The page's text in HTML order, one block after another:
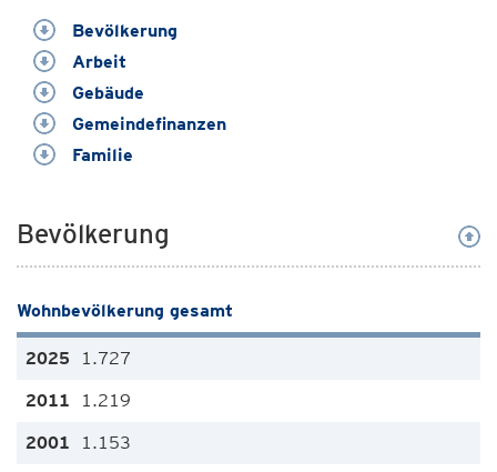
Bevölkerung
Arbeit
Gebäude
Gemeindefinanzen
Familie
Bevölkerung
Wohnbevölkerung gesamt
1.727
1.219
1.153